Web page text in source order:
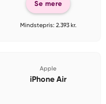
Se mere
Mindstepris: 2.393 kr.
Apple
iPhone Air